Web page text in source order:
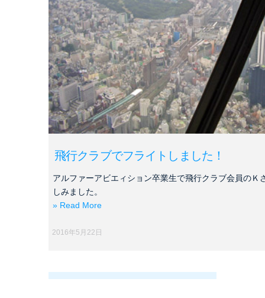
飛行クラブでフライトしました！
アルファーアビエィション卒業生で飛行クラブ会員のＫ
しみました。
» Read More
2016年5月22日